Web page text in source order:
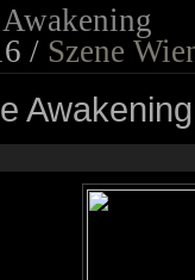
/ Szene
Awakening